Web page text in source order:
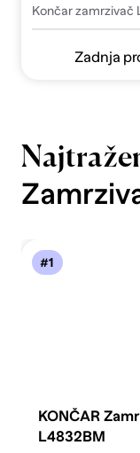
Končar zamrzivač
Zadnja
#1
KONČAR
L4832BM